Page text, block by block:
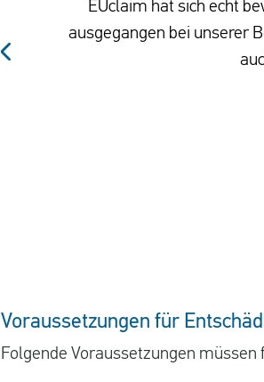
EUclaim hat sich echt
ausgegangen bei unserer
Voraussetzungen für
Folgende Voraussetzungen